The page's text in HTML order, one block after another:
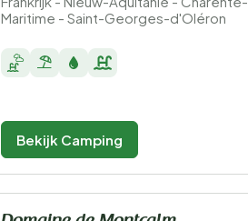
Maritime - Saint-Georges-d'Oléron
Bekijk Camping